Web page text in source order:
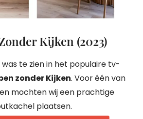
Kijken (2023)
te zien in het populaire tv-
zonder Kijken. Voor één van
mochten wij een prachtige
plaatsen.